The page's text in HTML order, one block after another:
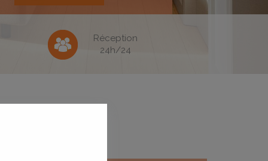
Réception
24h/24